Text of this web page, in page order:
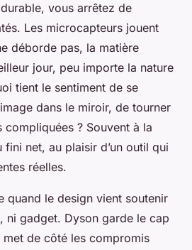
vous arrêtez de
Les microcapteurs jouent
déborde pas, la matière
jour, peu importe la nature
tient le sentiment de se
dans le miroir, de tourner
compliquées ? Souvent à la
net, au plaisir d’un outil qui
réelles.
quand le design vient soutenir
ni gadget. Dyson garde le cap
de côté les compromis